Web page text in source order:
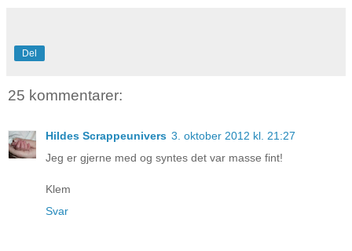
Del
25 kommentarer:
Hildes Scrappeunivers 3. oktober 2012 kl. 21:27
Jeg er gjerne med og syntes det var masse fint!
Klem
Svar